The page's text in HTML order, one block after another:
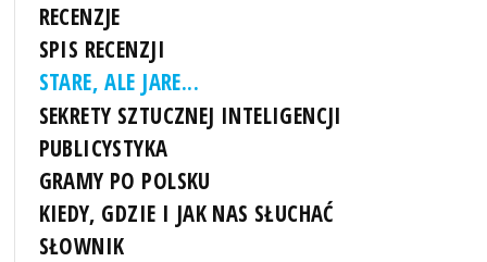
RECENZJE
SPIS RECENZJI
STARE, ALE JARE...
SEKRETY SZTUCZNEJ INTELIGENCJI
PUBLICYSTYKA
GRAMY PO POLSKU
KIEDY, GDZIE I JAK NAS SŁUCHAĆ
SŁOWNIK